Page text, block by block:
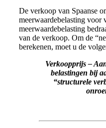
De verkoop van Spaanse
meerwaardebelasting voor
meerwaardebelasting
van de verkoop. Om de
berekenen, moet u de
Verkoopprijs –
belastingen bij
“structurele